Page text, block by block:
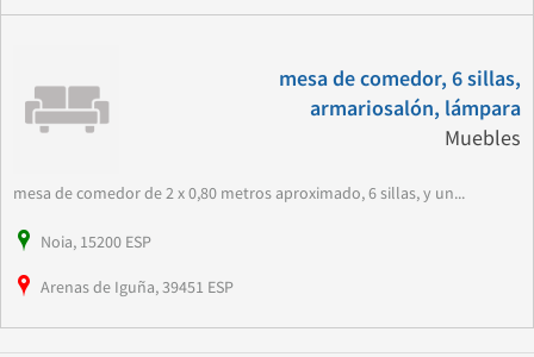
mesa de comedor, 6 sillas,
armariosalón, lámpara
Muebles
mesa de comedor de 2 x 0,80 metros aproximado, 6 sillas, y un...
Noia, 15200 ESP
Arenas de Iguña, 39451 ESP